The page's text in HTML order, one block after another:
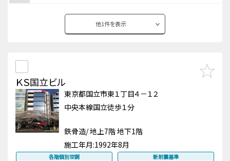
他1件を表示
ＫＳ国立ビル
東京都国立市東１丁目４－１２
中央本線国立徒歩１分
鉄骨造/ 地上7階 地下1階
施工年月:1992年8月
各階個別空調 新耐震基準